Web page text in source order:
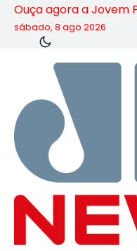
Ouça agora a Jovem
sábado, 8 ago 2026